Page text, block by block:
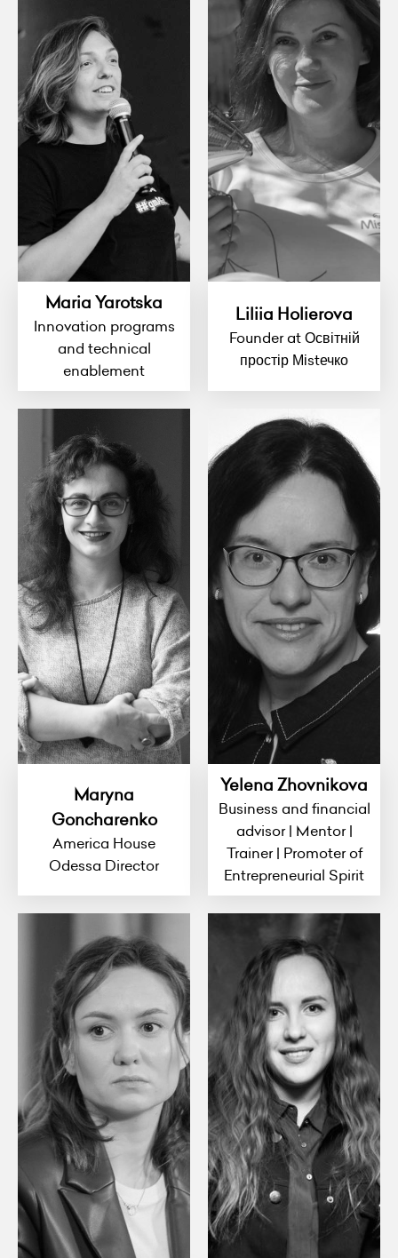
Maria Yarotska
Innovation programs
and technical
enablement
Liliia Holierova
Founder at Освітній
простір Міstечко
Maryna
Goncharenko
America House
Odessa Director
Yelena Zhovnikova
Business and financial
advisor | Mentor |
Trainer | Promoter of
Entrepreneurial Spirit